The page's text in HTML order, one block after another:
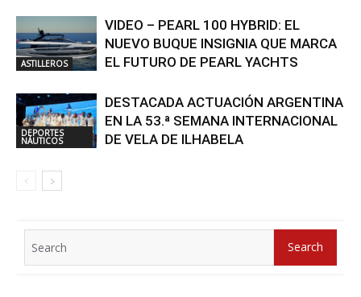
ASTILLEROS
VIDEO – PEARL 100 HYBRID: EL
NUEVO BUQUE INSIGNIA QUE MARCA
EL FUTURO DE PEARL YACHTS
DEPORTES
NÁUTICOS
DESTACADA ACTUACIÓN ARGENTINA
EN LA 53.ª SEMANA INTERNACIONAL
DE VELA DE ILHABELA
for:
Search